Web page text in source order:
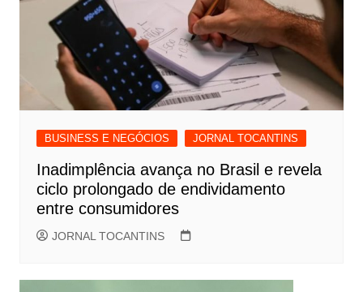
BUSINESS E NEGÓCIOS JORNAL TOCANTINS
Inadimplência avança no Brasil e revela
ciclo prolongado de endividamento
entre consumidores
JORNAL TOCANTINS